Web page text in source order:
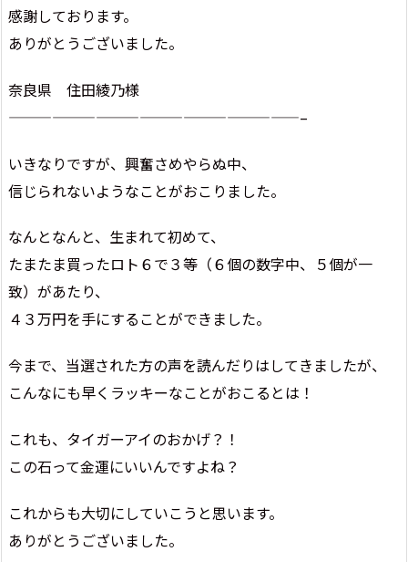
感謝しております。
ありがとうございました。
奈良県 住田綾乃様
————————————————————–
いきなりですが、興奮さめやらぬ中、
信じられないようなことがおこりました。
なんとなんと、生まれて初めて、
たまたま買ったロト６で３等（６個の数字中、５個が一
致）があたり、
４３万円を手にすることができました。
今まで、当選された方の声を読んだりはしてきましたが、
こんなにも早くラッキーなことがおこるとは！
これも、タイガーアイのおかげ？！
この石って金運にいいんですよね？
これからも大切にしていこうと思います。
ありがとうございました。